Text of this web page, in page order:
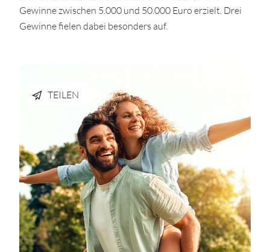
Gewinne zwischen 5.000 und 50.000 Euro erzielt. Drei
Gewinne fielen dabei besonders auf.
TEILEN